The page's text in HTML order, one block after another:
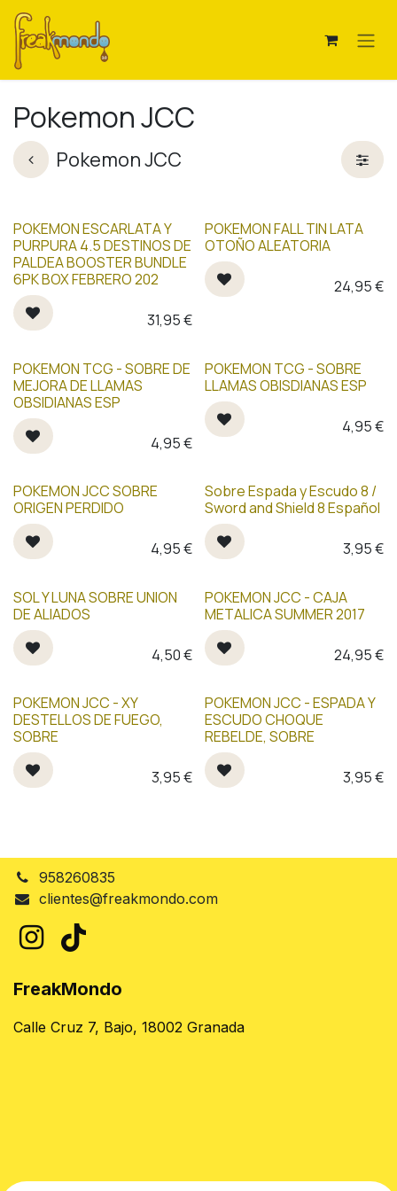
Ir al contenido
Pokemon JCC
Pokemon JCC
POKEMON ESCARLATA Y
PURPURA 4.5 DESTINOS DE
PALDEA BOOSTER BUNDLE
6PK BOX FEBRERO 202
31,95€
POKEMON FALL TIN LATA
OTOÑO ALEATORIA
24,95€
POKEMON TCG - SOBRE DE
MEJORA DE LLAMAS
OBSIDIANAS ESP
4,95€
POKEMON TCG - SOBRE
LLAMAS OBISDIANAS ESP
4,95€
POKEMON JCC SOBRE
ORIGEN PERDIDO
4,95€
Sobre Espada y Escudo 8 /
Sword and Shield 8 Español
3,95€
SOL Y LUNA SOBRE UNION
DE ALIADOS
4,50€
POKEMON JCC - CAJA
METALICA SUMMER 2017
24,95€
POKEMON JCC - XY
DESTELLOS DE FUEGO,
SOBRE
3,95€
POKEMON JCC - ESPADA Y
ESCUDO CHOQUE
REBELDE, SOBRE
3,95€
958260835
clientes@freakmondo.com
FreakMondo
Calle Cruz 7, Bajo, 18002 Granada